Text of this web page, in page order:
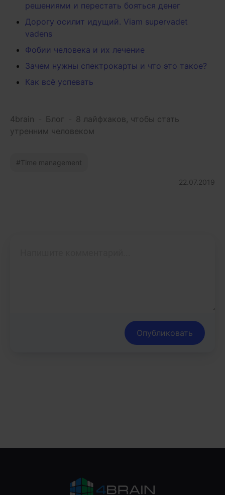
решениями и перестать бояться денег
Дорогу осилит идущий. Viam supervadet
vadens
Фобии человека и их лечение
Зачем нужны спектрокарты и что это такое?
Как всё успевать
4brain Блог
8 лайфхаков, чтобы стать
утренним человеком
Time management
22.07.2019
Опубликовать